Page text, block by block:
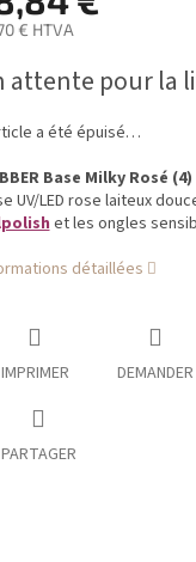
€ HTVA
attente pour la
a été épuisé…
Base Milky Rosé (4)
UV/LED rose laiteux
et les ongles
détaillées
IMPRIMER DEMANDER
PARTAGER